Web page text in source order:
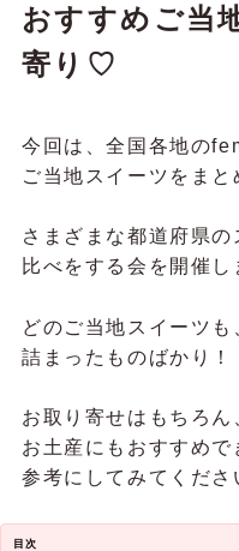
おすすめご当
寄り♡
今回は、全国各地の
ご当地スイーツをま
さまざまな都道府県
比べをする会を開催し
どのご当地スイーツ
詰まったものばかり！
お取り寄せはもちろ
お土産にもおすすめ
参考にしてみてくださ
目次